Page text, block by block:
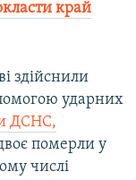
край
здійснили
ударних
ДСНС,
померли у
числі